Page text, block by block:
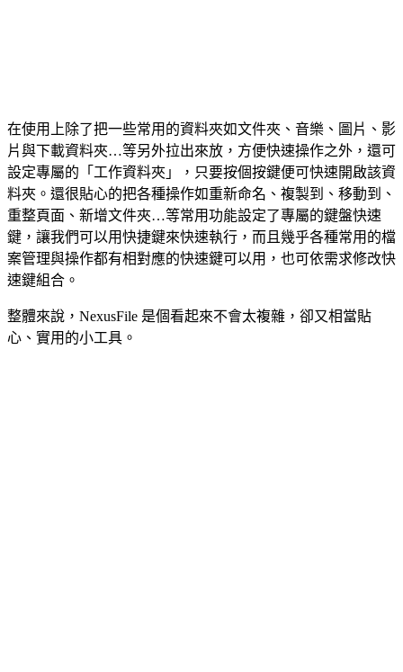
在使用上除了把一些常用的資料夾如文件夾、音樂、圖片、影
片與下載資料夾…等另外拉出來放，方便快速操作之外，還可
設定專屬的「工作資料夾」，只要按個按鍵便可快速開啟該資
料夾。還很貼心的把各種操作如重新命名、複製到、移動到、
重整頁面、新增文件夾…等常用功能設定了專屬的鍵盤快速
鍵，讓我們可以用快捷鍵來快速執行，而且幾乎各種常用的檔
案管理與操作都有相對應的快速鍵可以用，也可依需求修改快
速鍵組合。
整體來說，NexusFile 是個看起來不會太複雜，卻又相當貼
心、實用的小工具。